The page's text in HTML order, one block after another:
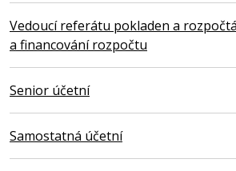
Vedoucí referátu pokladen a
a financování rozpočtu
Senior účetní
Samostatná účetní